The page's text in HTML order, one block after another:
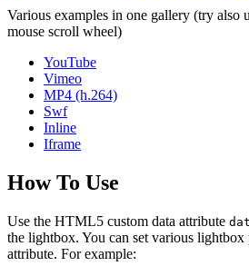
Various examples in one gallery (try also
mouse scroll wheel)
YouTube
Vimeo
MP4 (h.264)
Swf
Inline
Iframe
How To Use
Use the HTML5 custom data attribute
the lightbox. You can set various lightbox
attribute. For example: